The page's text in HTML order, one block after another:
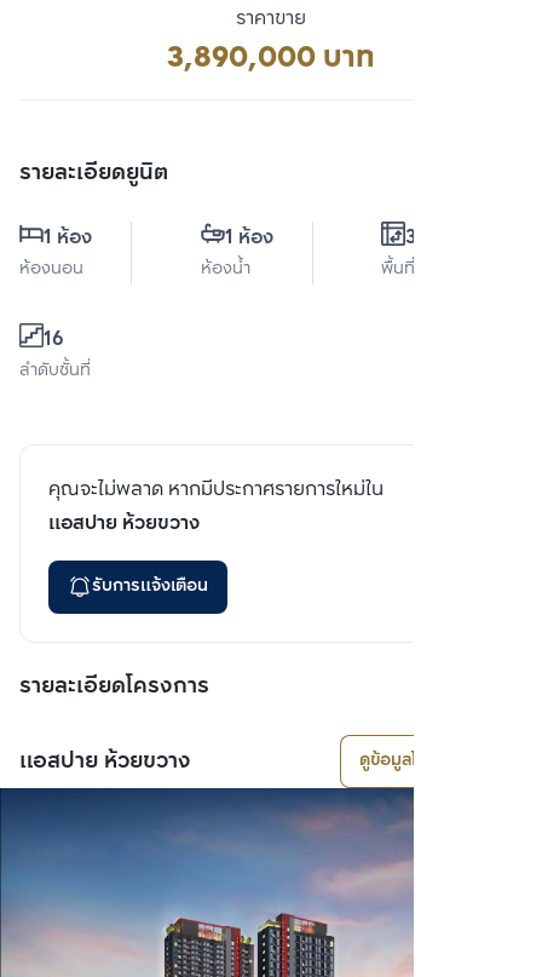
ราคาขาย
3,890,000 บาท
รายละเอียดยูนิต
1 ห้อง
ห้องนอน
1 ห้อง
ห้องน้ำ
30 ตร.ม.
พื้นที่ใช้สอย
16
ลำดับชั้นที่
คุณจะไม่พลาด หากมีประกาศรายการใหม่ใน
แอสปาย ห้วยขวาง
รับการแจ้งเตือน
รายละเอียดโครงการ
แอสปาย ห้วยขวาง ดูข้อมูลโครงการ